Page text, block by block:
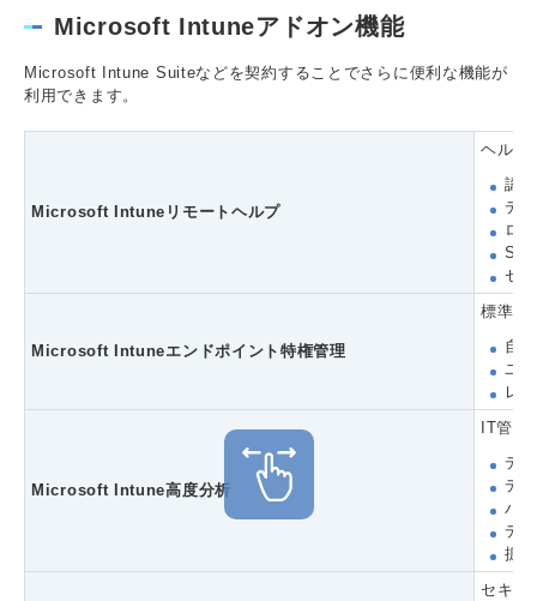
Microsoft Intuneアドオン機能
Microsoft Intune Suiteなどを契約することでさらに便利な機能が
利用できます。
Microsoft Intuneリモートヘルプ
ヘルプ
認
デ
ロ
セ
Microsoft Intuneエンドポイント特権管理
標準権
自
ユ
レ
Microsoft Intune高度分析
IT管
デ
デ
バ
デ
拡
セキュ